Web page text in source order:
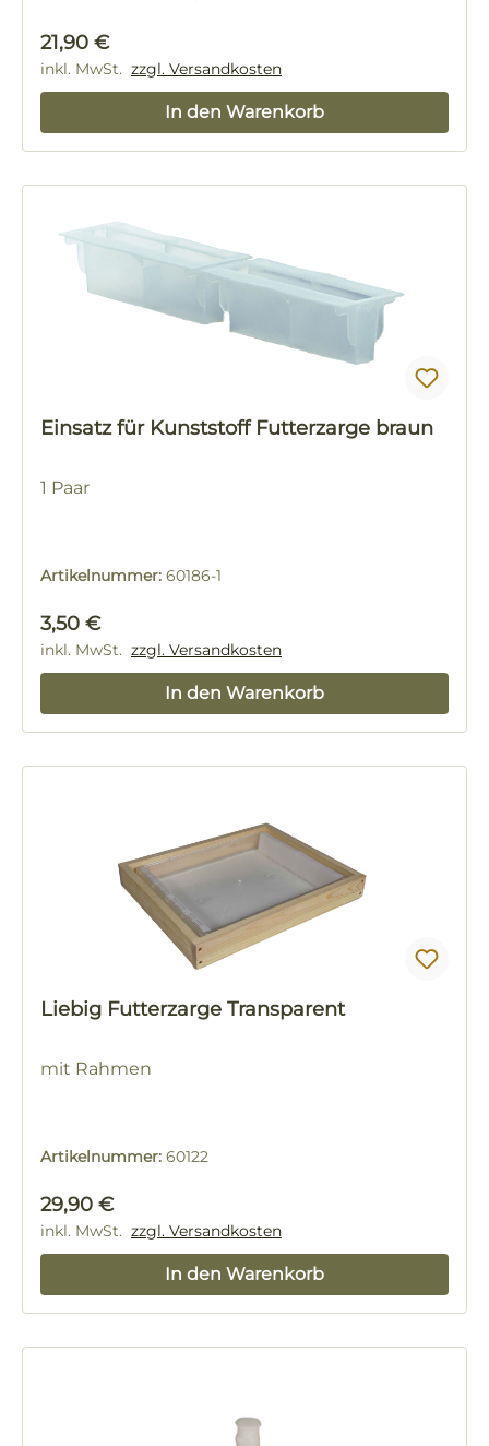
Regulärer Preis:
21,90 €
inkl. MwSt. zzgl. Versandkosten
In den Warenkorb
Einsatz für Kunststoff Futterzarge braun
1 Paar
Artikelnummer: 60186-1
Regulärer Preis:
3,50 €
inkl. MwSt. zzgl. Versandkosten
In den Warenkorb
Liebig Futterzarge Transparent
mit Rahmen
Artikelnummer: 60122
Regulärer Preis:
29,90 €
inkl. MwSt. zzgl. Versandkosten
In den Warenkorb